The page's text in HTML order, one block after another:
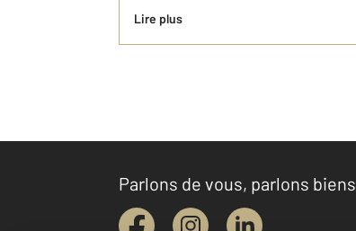
Lire plus
Parlons de vous, parlons biens